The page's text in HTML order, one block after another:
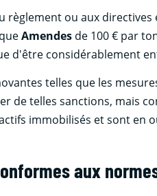
règlement ou aux
Amendes de 100 € par
d'être considérablement
telles que les
de telles sanctions, mais
immobilisés et sont en
aux